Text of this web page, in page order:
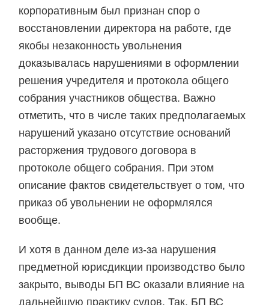
корпоративным был признан спор о
восстановлении директора на работе, где
якобы незаконность увольнения
доказывалась нарушениями в оформлении
решения учредителя и протокола общего
собрания участников общества. Важно
отметить, что в числе таких предполагаемых
нарушений указано отсутствие оснований
расторжения трудового договора в
протоколе общего собрания. При этом
описание фактов свидетельствует о том, что
приказ об увольнении не оформлялся
вообще.
И хотя в данном деле из-за нарушения
предметной юрисдикции производство было
закрыто, выводы БП ВС оказали влияние на
дальнейшую практику судов. Так, БП ВС